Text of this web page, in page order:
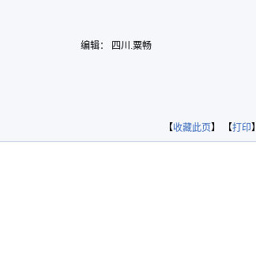
编辑： 四川.粟畅
【收藏此页】 【打印】